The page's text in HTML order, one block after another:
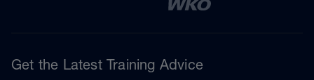
Get the Latest Training Advice